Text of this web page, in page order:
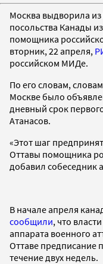
Москва выдворила из
посольства Канады
помощника
вторник, 22 апреля,
российском МИДе.
По его словам,
Москве было
дневный срок
Атанасов.
«Этот шаг
Оттавы помощника
добавил собеседник
В начале апреля
сообщили, что
аппарата военного
Оттаве предписание
течение двух недель.